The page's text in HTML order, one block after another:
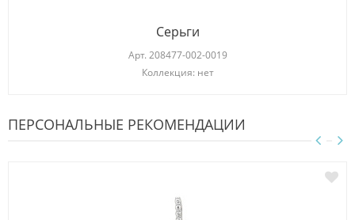
Серьги
Арт. 208477-002-0019
Коллекция: нет
ПЕРСОНАЛЬНЫЕ РЕКОМЕНДАЦИИ